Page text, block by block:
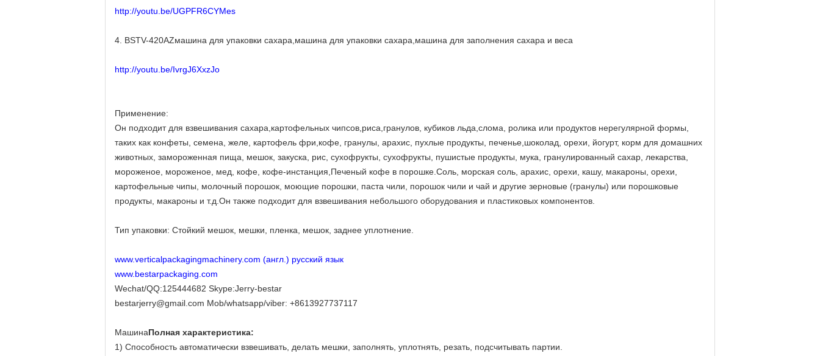
http://youtu.be/UGPFR6CYMes
4. BSTV-420AZмашина для упаковки сахара,машина для упаковки сахара,машина для заполнения сахара и веса
http://youtu.be/IvrgJ6XxzJo
Применение:
Он подходит для взвешивания сахара,картофельных чипсов,риса,гранулов, кубиков льда,слома, ролика или продуктов нерегулярной формы,
таких как конфеты, семена, желе, картофель фри,кофе, гранулы, арахис, пухлые продукты, печенье,шоколад, орехи, йогурт, корм для домашних
животных, замороженная пища, мешок, закуска, рис, сухофрукты, сухофрукты, пушистые продукты, мука, гранулированный сахар, лекарства,
мороженое, мороженое, мед, кофе, кофе-инстанция,Печеный кофе в порошке.Соль, морская соль, арахис, орехи, кашу, макароны, орехи,
картофельные чипы, молочный порошок, моющие порошки, паста чили, порошок чили и чай и другие зерновые (гранулы) или порошковые
продукты, макароны и т.д.Он также подходит для взвешивания небольшого оборудования и пластиковых компонентов.
Тип упаковки: Стойкий мешок, мешки, пленка, мешок, заднее уплотнение.
www.verticalpackagingmachinery.com (англ.) русский язык
www.bestarpackaging.com
Wechat/QQ:125444682 Skype:Jerry-bestar
bestarjerry@gmail.com Mob/whatsapp/viber: +8613927737117
МашинаПолная характеристика:
1) Способность автоматически взвешивать, делать мешки, заполнять, уплотнять, резать, подсчитывать партии.